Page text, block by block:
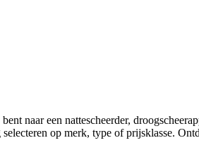
naar een nattescheerder,
op merk, type of prijsklasse.